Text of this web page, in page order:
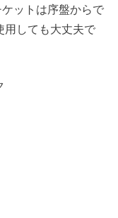
ットは序盤からで
用しても大丈夫で